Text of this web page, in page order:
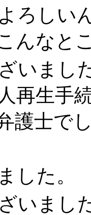
ろしい
んなと
いまし
再生手
護士で
した。
いまし